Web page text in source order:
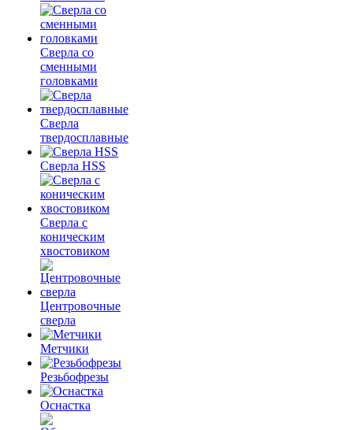
Сверла со
сменными
головками
Сверла
твердосплавные
Сверла HSS
Сверла с
коническим
хвостовиком
Центровочные
сверла
Метчики
Резьбофрезы
Оснастка